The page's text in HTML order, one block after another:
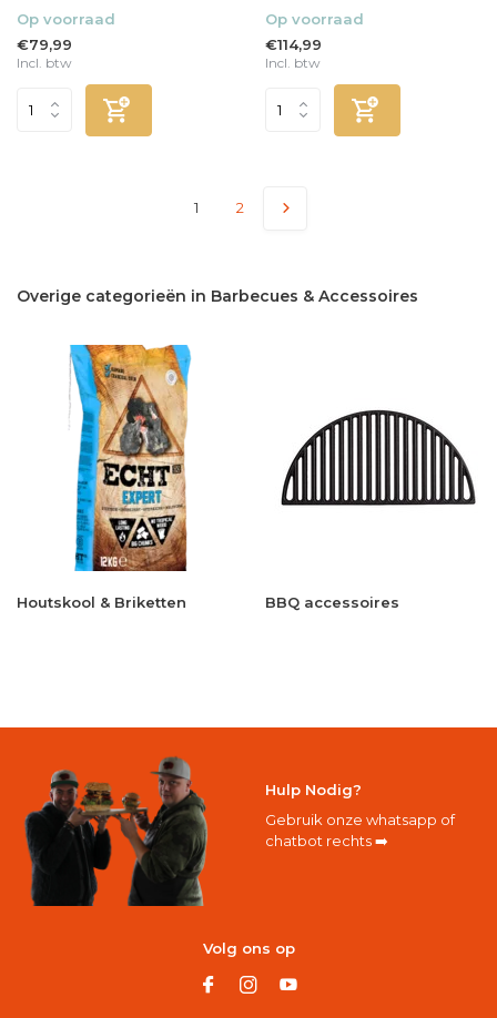
Op voorraad
€79,99
Incl. btw
Op voorraad
€114,99
Incl. btw
1 2
Overige categorieën in Barbecues & Accessoires
Houtskool & Briketten BBQ accessoires
Hulp Nodig?
Gebruik onze whatsapp of
chatbot rechts ➡️
Volg ons op